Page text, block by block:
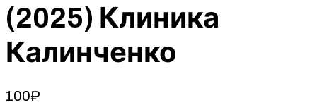
(2025) Клиника
Калинченко
100₽